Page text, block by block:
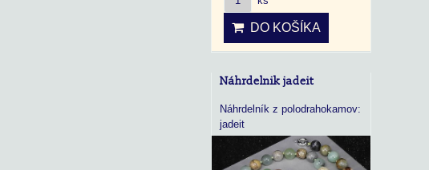
DO KOŠÍKA
Náhrdelnik jadeit
Náhrdelník z polodrahokamov:
jadeit